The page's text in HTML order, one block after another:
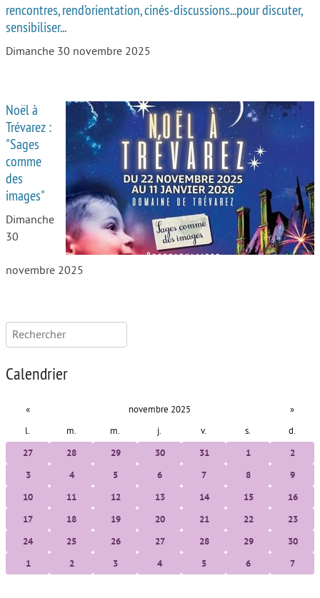
rencontres, rend’orientation, cinés-discussions...pour discuter,
sensibiliser...
Dimanche 30 novembre 2025
Noël à
Trévarez :
"Sages
comme
des
images"
Dimanche
30
novembre 2025
Rechercher :
Calendrier
« novembre 2025 »
l. m. m. j. v. s. d.
27 28 29 30 31 1 2
3 4 5 6 7 8 9
10 11 12 13 14 15 16
17 18 19 20 21 22 23
24 25 26 27 28 29 30
1 2 3 4 5 6 7